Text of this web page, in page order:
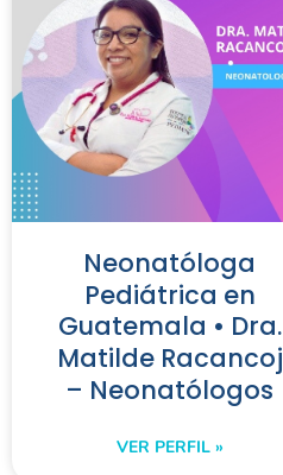
Neonatóloga
Pediátrica en
Guatemala • Dra.
Matilde Racancoj
– Neonatólogos
VER PERFIL »